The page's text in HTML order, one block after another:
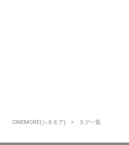
CINEMORE(シネモア) タグ一覧